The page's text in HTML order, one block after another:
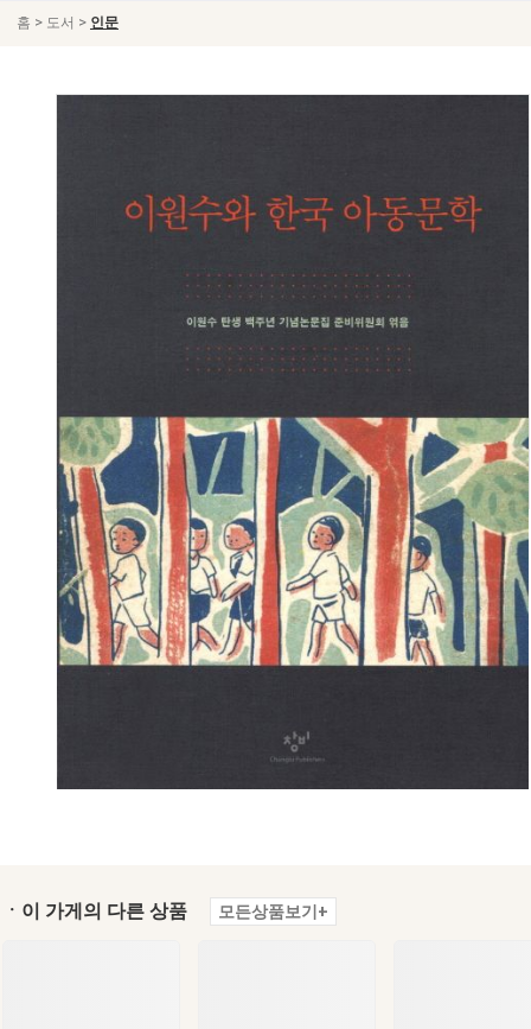
홈 > 도서 > 인문
ㆍ이 가게의 다른 상품 모든상품보기+